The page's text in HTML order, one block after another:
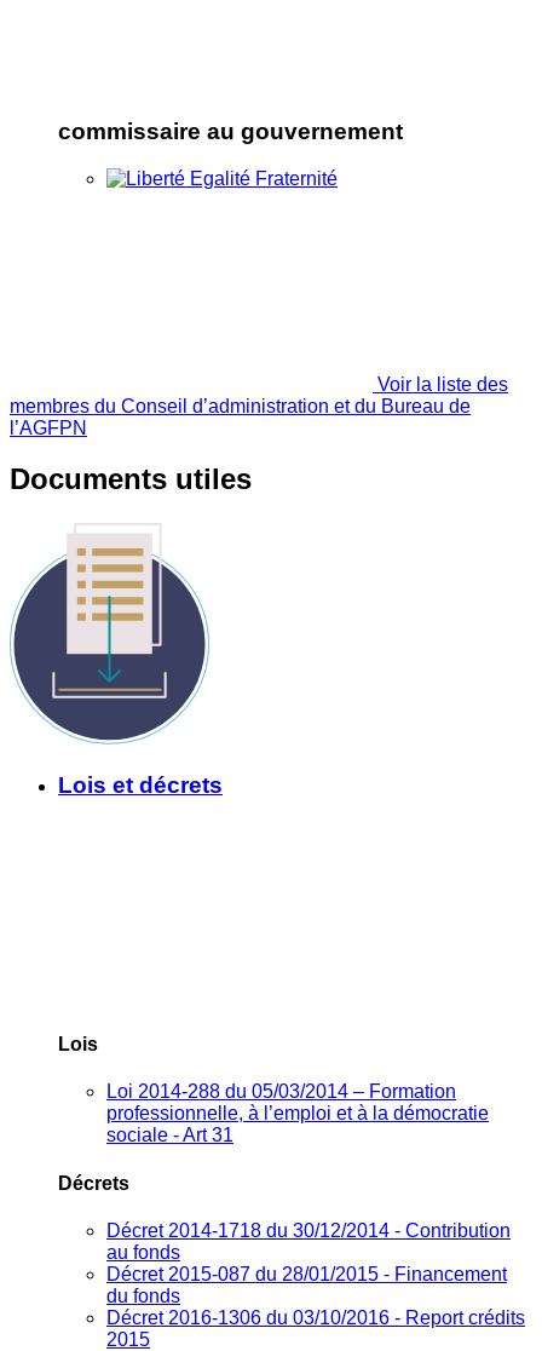
commissaire au gouvernement
Voir la liste des
membres du Conseil d’administration et du Bureau de
l’AGFPN
Documents utiles
Lois et décrets
Lois
Loi 2014-288 du 05/03/2014 – Formation
professionnelle, à l’emploi et à la démocratie
sociale - Art 31
Décrets
Décret 2014-1718 du 30/12/2014 - Contribution
au fonds
Décret 2015-087 du 28/01/2015 - Financement
du fonds
Décret 2016-1306 du 03/10/2016 - Report crédits
2015